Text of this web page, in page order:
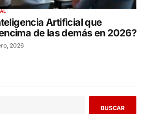
Artificial que
de las demás en 2026?
2026
BUSCAR